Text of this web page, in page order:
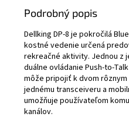
alebo zaznamenávať
konverzácie diskusnej
skupiny. So zaobleným
tvarom, krytím IP54,
robustným krytom odolným
voči oteru sa eChat E700 PoC
rádiostanica môže spoľahlivo
používať v akomkoľvek
odbore. 4 000 mAh batéria
vydrží aj počas dlhších
pracovných dní.
Podrobný popis
Dellking DP-8 je pokročilá
kostné vedenie určená
rekreačné aktivity. Jednou z
duálne ovládanie Push-to-
môže pripojiť k dvom
jednému transceiveru a
umožňuje používateľom
kanálov.